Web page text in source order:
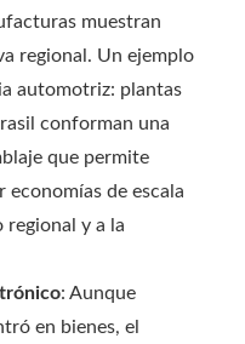
muestran
regional. Un ejemplo
automotriz: plantas
conforman una
que permite
de escala
regional y a la
: Aunque
en bienes, el